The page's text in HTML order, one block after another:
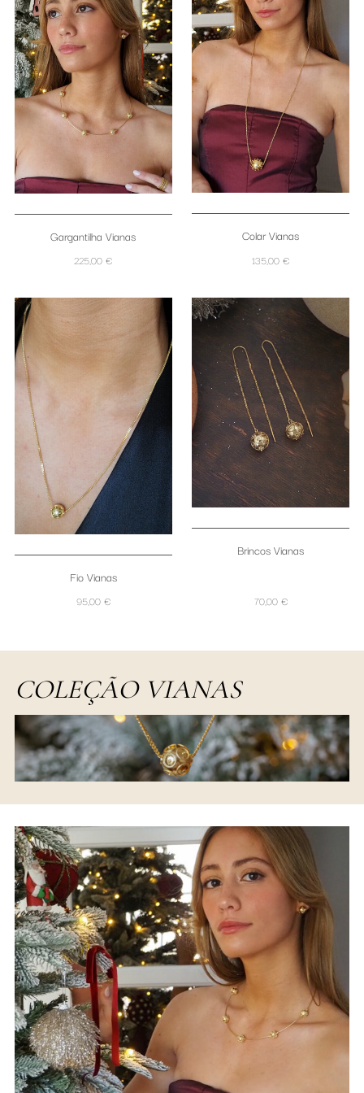
Gargantilha Vianas
225,00 €
Colar Vianas
135,00 €
Fio Vianas
95,00 €
Brincos Vianas
70,00 €
COLEÇÃO VIANAS